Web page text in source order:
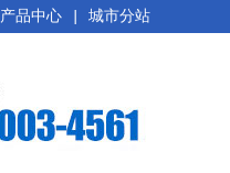
产品中心 城市分站